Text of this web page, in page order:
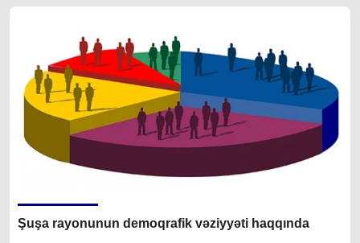
Şuşa rayonunun demoqrafik vəziyyəti haqqında